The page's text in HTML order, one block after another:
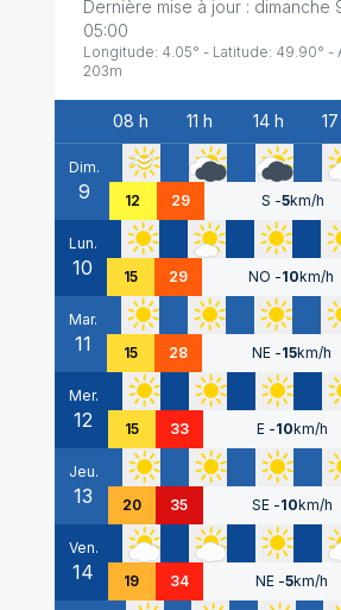
Dernière mise à jour : dimanche
05:00
Longitude: 4.05° - Latitude: 49.90° -
203m
Date
08 h 11 h 14 h
Dim.
9 12 29 S -5km/h
Lun.
10 15 29 NO -10km/h
Mar.
11 15 28 NE -15km/h
Mer.
12 15 33 E -10km/h
Jeu.
13 20 35 SE -10km/h
Ven.
14 19 34 NE -5km/h